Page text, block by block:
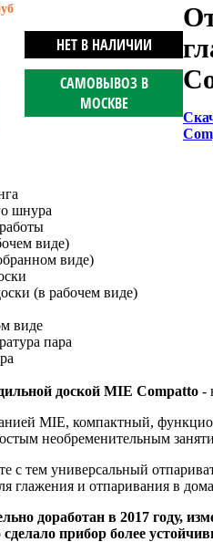
НЕТ В НАЛИЧИИ
САМОВЫВОЗ В
МОСКВЕ
шнура
виде)
виде)
(в рабочем виде)
виде
пара
доской MIE Compatto -
MIE, компактный,
необременительным
с тем универсальный
глажения и отпаривания в
доработан в 2017 году,
прибор более